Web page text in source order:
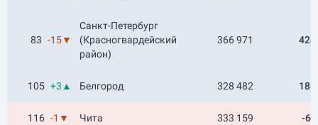
83 -15▼
Санкт-Петербург
(Красногвардейский
район)
366 971
105 +3▲ Белгород 328 482
116 -1▼ Чита 333 159 -